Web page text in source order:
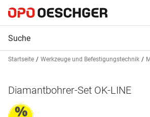
Startseite Werkzeuge und Befestigungstechnik
Diamantbohrer-Set OK-LINE